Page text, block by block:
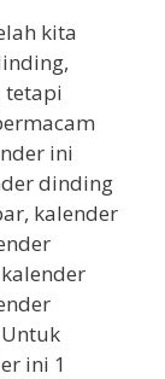
kita
tetapi
ini
dinding
kalender
ini 1